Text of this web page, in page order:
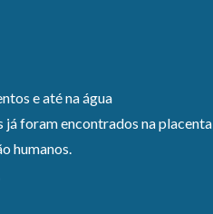
e até na água
foram encontrados na placenta,
humanos.